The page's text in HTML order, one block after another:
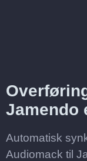
Jamendo
Automatisk
Audiomack til